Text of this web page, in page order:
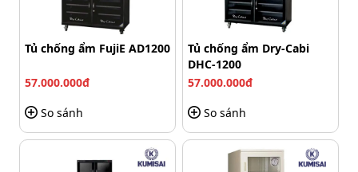
Tủ chống ẩm FujiE AD1200
57.000.000đ
So sánh
Tủ chống ẩm Dry-Cabi
DHC-1200
57.000.000đ
So sánh